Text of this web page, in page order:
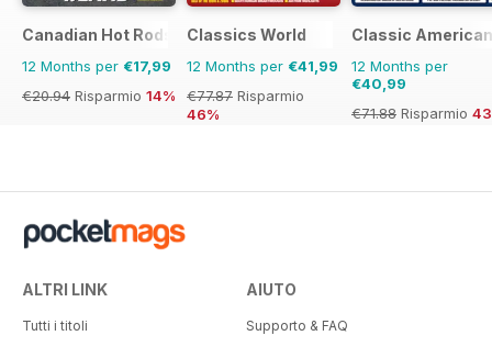
Canadian Hot Rods
12 Months per €17,99
€20.94 Risparmio 14%
Classics World
12 Months per €41,99
€77.87 Risparmio
46%
Classic
12 Months per
€40,99
€71.88 Risparmio
ALTRI LINK
Tutti i titoli
AIUTO
Supporto & FAQ